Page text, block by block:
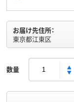
お届け先住所：
東京都江東区
数量